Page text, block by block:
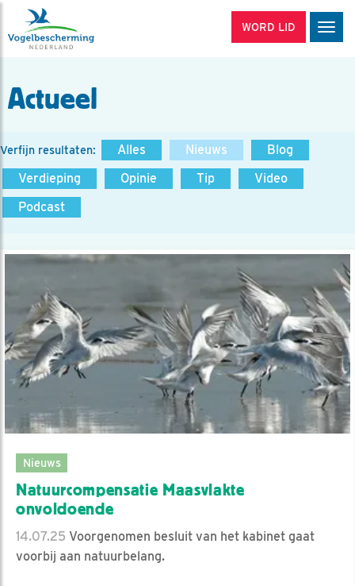
WORD LID
Actueel
Verfijn resultaten: Alles Nieuws
Blog
Verdieping
Opinie Tip
Video
Podcast
Nieuws
Natuurcompensatie Maasvlakte
onvoldoende
14.07.25 Voorgenomen besluit van het kabinet gaat
voorbij aan natuurbelang.